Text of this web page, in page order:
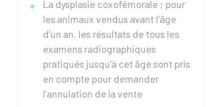
La dysplasie coxofémorale ; pour
les animaux vendus avant l'âge
d'un an, les résultats de tous les
examens radiographiques
pratiqués jusqu'à cet âge sont pris
en compte pour demander
l'annulation de la vente